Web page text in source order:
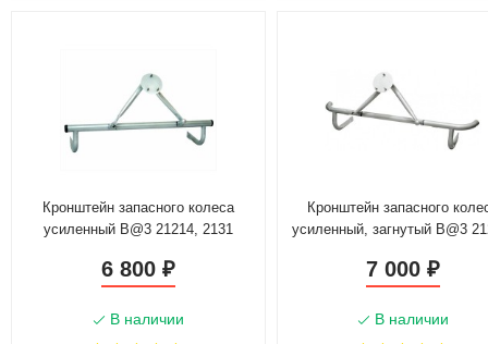
Кронштейн запасного колеса
усиленный B@3 21214, 2131
6 800 ₽
В наличии
Кронштейн запасного
усиленный, загнутый B@3
7 000₽
В наличии